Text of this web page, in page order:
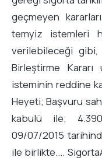
geçmeyen
temyiz istemleri
verilebileceği gibi,
Birleştirme Kararı
isteminin reddine
Heyeti; Başvuru
kabulü ile;
09/07/2015
ile birlikte....